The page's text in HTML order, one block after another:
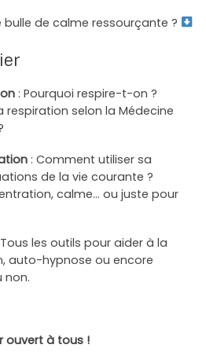
bulle de calme ressourçante ?
: Pourquoi respire-t-on ?
selon la Médecine
: Comment utiliser sa
de la vie courante ?
calme… ou juste pour
les outils pour aider à la
auto-hypnose ou encore
non.
ouvert à tous !